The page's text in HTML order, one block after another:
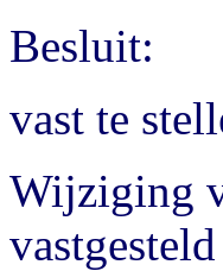
Besluit:
vast te
Wijziging